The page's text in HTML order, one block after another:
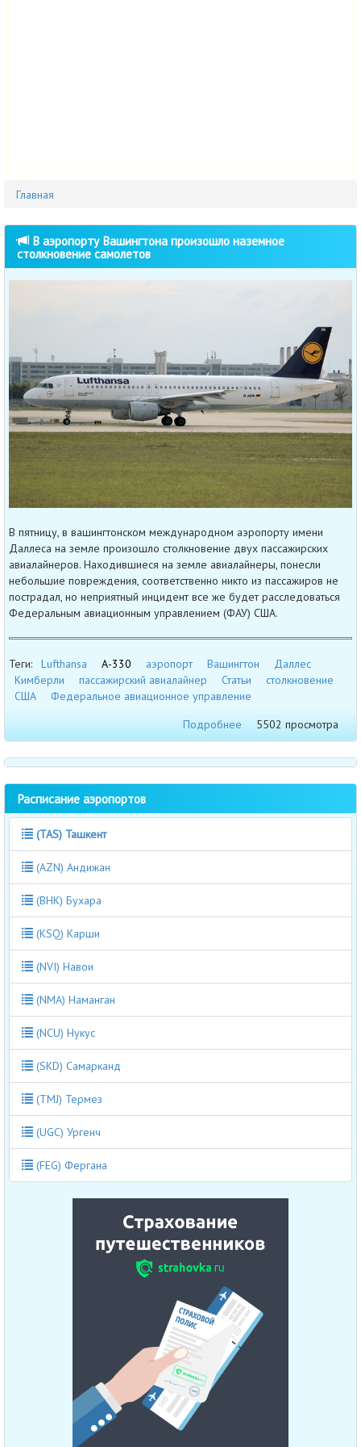
Главная
В аэропорту Вашингтона произошло наземное
столкновение самолетов
В пятницу, в вашингтонском международном аэропорту имени
Даллеса на земле произошло столкновение двух пассажирских
авиалайнеров. Находившиеся на земле авиалайнеры, понесли
небольшие повреждения, соответственно никто из пассажиров не
пострадал, но неприятный инцидент все же будет расследоваться
Федеральным авиационным управлением (ФАУ) США.
Теги: Lufthansa А-330 аэропорт Вашингтон
Даллес
Кимберли
пассажирский авиалайнер Статьи
столкновение
США
Федеральное авиационное управление
Подробнее
5502 просмотра
Расписание аэропортов
(TAS) Ташкент
(AZN) Андижан
(BHK) Бухара
(KSQ) Карши
(NVI) Навои
(NMA) Наманган
(NCU) Нукус
(SKD) Самарканд
(TMJ) Термез
(UGC) Ургенч
(FEG) Фергана